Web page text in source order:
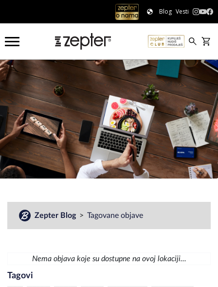
Blog Vesti
Zepter Blog Tagovane objave
Nema objava koje su dostupne na ovoj lokaciji...
Tagovi